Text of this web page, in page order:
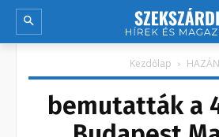
Kezdőlap
bemutatták a